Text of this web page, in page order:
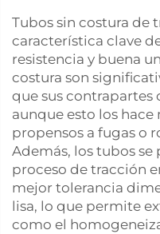
Tubos sin costura de
característica clave
resistencia y buena
costura son
que sus contrapartes
aunque esto los hace
propensos a fugas o
Además, los tubos
proceso de tracción
mejor tolerancia
lisa, lo que permite
como el